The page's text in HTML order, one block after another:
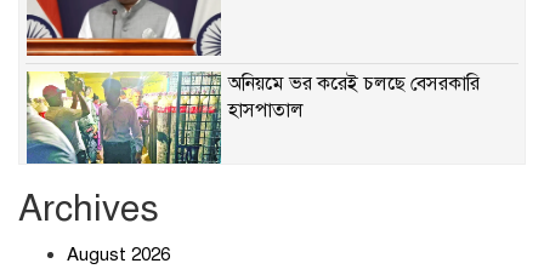
অনিয়মে ভর করেই চলছে বেসরকারি
হাসপাতাল
Archives
August 2026